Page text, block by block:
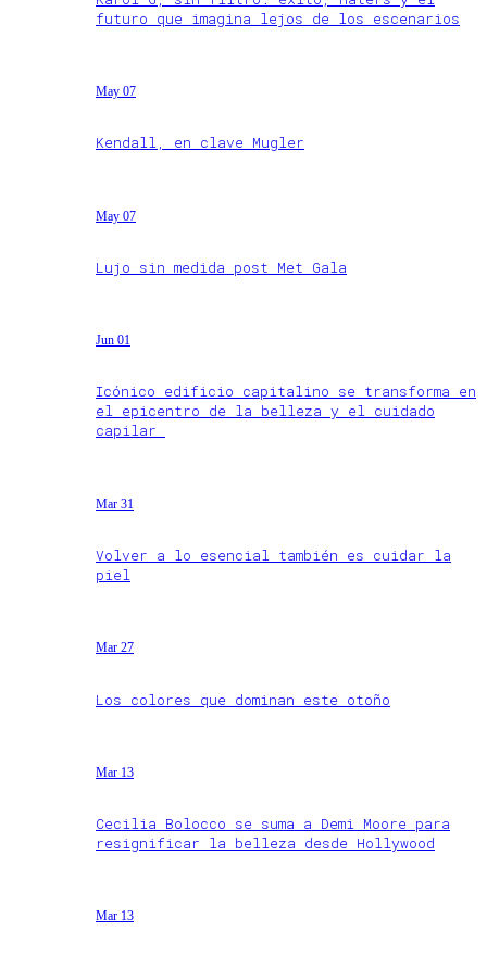
futuro que imagina lejos de los escenarios
May 07
Kendall, en clave Mugler
May 07
Lujo sin medida post Met Gala
Jun 01
Icónico edificio capitalino se transforma en
el epicentro de la belleza y el cuidado
capilar
Mar 31
Volver a lo esencial también es cuidar la
piel
Mar 27
Los colores que dominan este otoño
Mar 13
Cecilia Bolocco se suma a Demi Moore para
resignificar la belleza desde Hollywood
Mar 13